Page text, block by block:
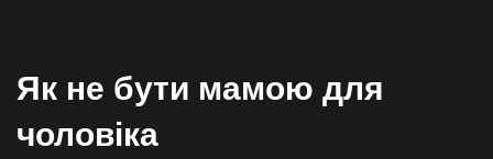
Як не бути мамою для
чоловіка